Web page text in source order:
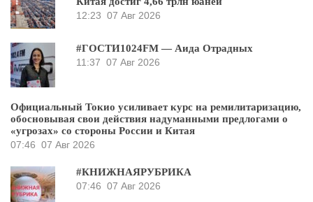
12:23 07 Авг 2026
#ГОСТИ1024FM — Аида Отрадных
11:37 07 Авг 2026
Официальный Токио усиливает курс на ремилитаризацию,
обосновывая свои действия надуманными предлогами о
«угрозах» со стороны России и Китая
07:46 07 Авг 2026
#КНИЖНАЯРУБРИКА
07:46 07 Авг 2026